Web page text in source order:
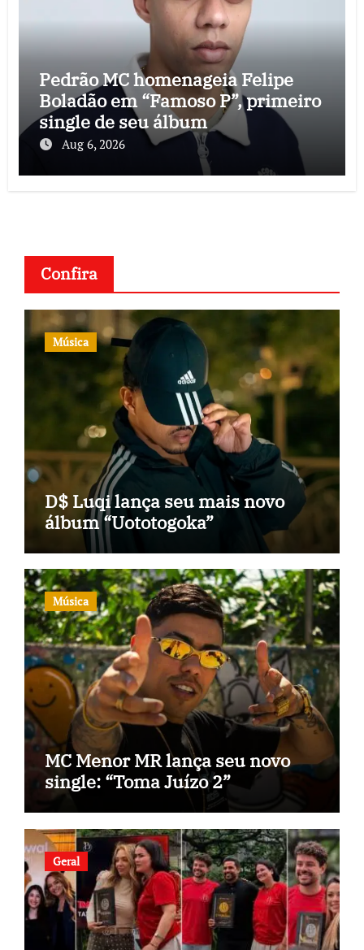
Pedrão MC homenageia Felipe
Boladão em “Famoso P”, primeiro
single de seu álbum
Aug 6, 2026
Confira
Música
D$ Luqi lança seu mais novo
álbum “Uototogoka”
Música
MC Menor MR lança seu novo
single: “Toma Juízo 2”
Geral